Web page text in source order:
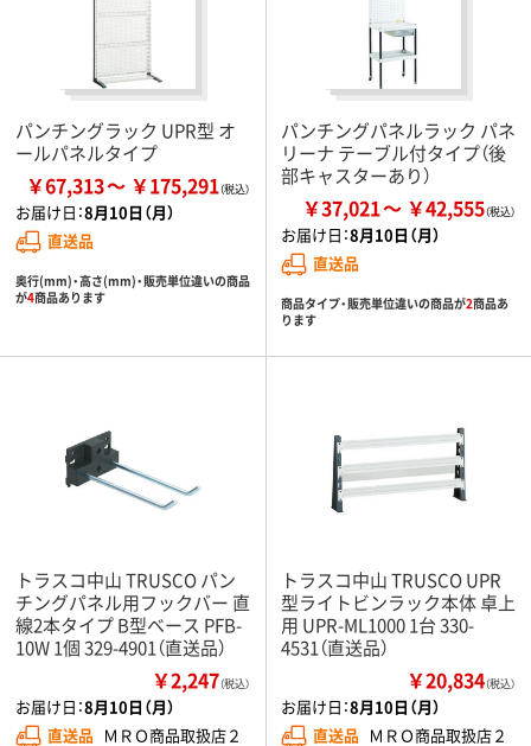
パンチングラック UPR型 オ
ールパネルタイプ
￥67,313 ￥175,291
お届け日：8月10日（月）
直送品
奥行(mm)・高さ(mm)・販売単位違いの商品
が4商品あります
パンチングパネルラック パネ
リーナ テーブル付タイプ（後
部キャスターあり）
￥37,021 ￥42,555
お届け日：8月10日（月）
直送品
商品タイプ・販売単位違いの商品が2商品あ
ります
トラスコ中山 TRUSCO パン
チングパネル用フックバー 直
線2本タイプ B型ベース PFB-
10W 1個 329-4901（直送品）
￥2,247（税込）
お届け日：8月10日（月）
直送品 ＭＲＯ商品取扱店２
トラスコ中山 TRUSCO UPR
型ライトビンラック本体 卓上
用 UPR-ML1000 1台 330-
4531（直送品）
￥20,834（税込）
お届け日：8月10日（月）
直送品 ＭＲＯ商品取扱店２